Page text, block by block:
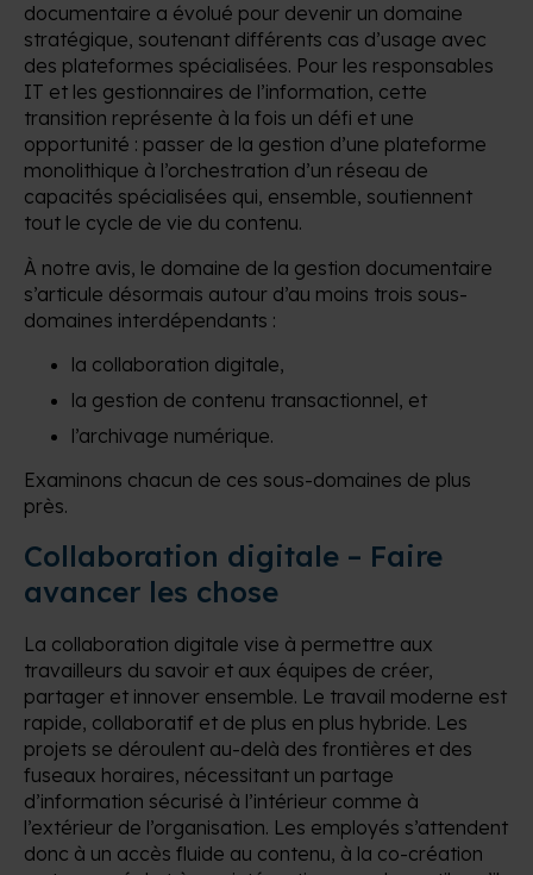
documentaire a évolué pour devenir un domaine
stratégique, soutenant différents cas d’usage avec
des plateformes spécialisées. Pour les responsables
IT et les gestionnaires de l’information, cette
transition représente à la fois un défi et une
opportunité : passer de la gestion d’une plateforme
monolithique à l’orchestration d’un réseau de
capacités spécialisées qui, ensemble, soutiennent
tout le cycle de vie du contenu.
À notre avis, le domaine de la gestion documentaire
s’articule désormais autour d’au moins trois sous-
domaines interdépendants :
la collaboration digitale,
la gestion de contenu transactionnel, et
l’archivage numérique.
Examinons chacun de ces sous-domaines de plus
près.
Collaboration digitale – Faire
avancer les chose
La collaboration digitale vise à permettre aux
travailleurs du savoir et aux équipes de créer,
partager et innover ensemble. Le travail moderne est
rapide, collaboratif et de plus en plus hybride. Les
projets se déroulent au-delà des frontières et des
fuseaux horaires, nécessitant un partage
d’information sécurisé à l’intérieur comme à
l’extérieur de l’organisation. Les employés s’attendent
donc à un accès fluide au contenu, à la co-création